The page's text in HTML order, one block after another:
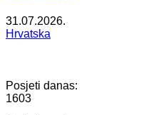
31.07.2026.
Hrvatska
Posjeti danas:
1603